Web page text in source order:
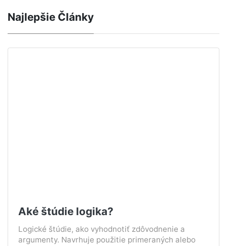
Najlepšie Články
Aké štúdie logika?
Logické štúdie, ako vyhodnotiť zdôvodnenie a
argumenty. Navrhuje použitie primeraných alebo